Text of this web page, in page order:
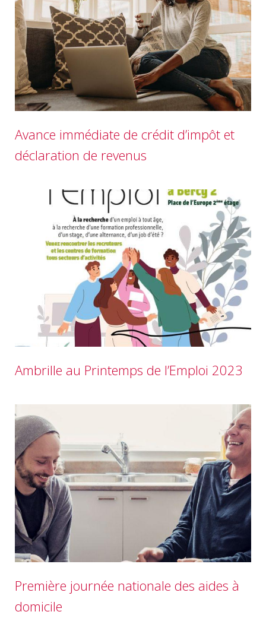
Avance immédiate de crédit d’impôt et
déclaration de revenus
Ambrille au Printemps de l’Emploi 2023
Première journée nationale des aides à
domicile